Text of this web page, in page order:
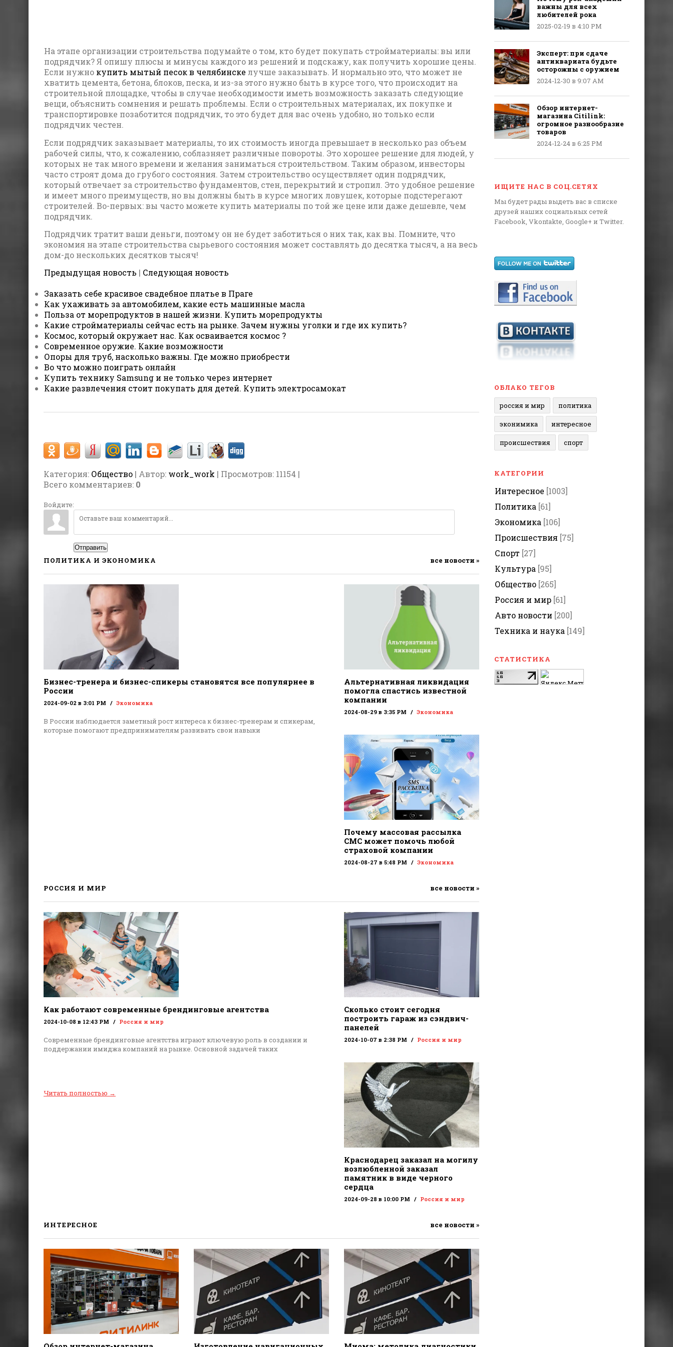
На этапе организации строительства подумайте о том, кто будет покупать стройматериалы: вы или
подрядчик? Я опишу плюсы и минусы каждого из решений и подскажу, как получить хорошие цены.
Если нужно купить мытый песок в челябинске лучше заказывать. И нормально это, что может не
хватить цемента, бетона, блоков, песка, и из-за этого нужно быть в курсе того, что происходит на
строительной площадке, чтобы в случае необходимости иметь возможность заказать следующие
вещи, объяснить сомнения и решать проблемы. Если о строительных материалах, их покупке и
транспортировке позаботится подрядчик, то это будет для вас очень удобно, но только если
подрядчик честен.
Если подрядчик заказывает материалы, то их стоимость иногда превышает в несколько раз объем
рабочей силы, что, к сожалению, соблазняет различные повороты. Это хорошее решение для людей, у
которых не так много времени и желания заниматься строительством. Таким образом, инвесторы
часто строят дома до грубого состояния. Затем строительство осуществляет один подрядчик,
который отвечает за строительство фундаментов, стен, перекрытий и стропил. Это удобное решение
и имеет много преимуществ, но вы должны быть в курсе многих ловушек, которые подстерегают
строителей. Во-первых: вы часто можете купить материалы по той же цене или даже дешевле, чем
подрядчик.
Подрядчик тратит ваши деньги, поэтому он не будет заботиться о них так, как вы. Помните, что
экономия на этапе строительства сырьевого состояния может составлять до десятка тысяч, а на весь
дом-до нескольких десятков тысяч!
Предыдущая новость | Следующая новость
Заказать себе красивое свадебное платье в Праге
Как ухаживать за автомобилем, какие есть машинные масла
Польза от морепродуктов в нашей жизни. Купить морепродукты
Какие стройматериалы сейчас есть на рынке. Зачем нужны уголки и где их купить?
Космос, который окружает нас. Как осваивается космос ?
Современное оружие. Какие возможности
Опоры для труб, насколько важны. Где можно приобрести
Во что можно поиграть онлайн
Купить технику Samsung и не только через интернет
Какие развлечения стоит покупать для детей. Купить электросамокат
Категория: Общество | Автор: work_work | Просмотров: 11154 |
Всего комментариев: 0
Войдите:
Отправить
ПОЛИТИКА И ЭКОНОМИКА все новости »
Бизнес-тренера и бизнес-спикеры становятся все популярнее в
России
2024-09-02 в 3:01 PM Экономика
В России наблюдается заметный рост интереса к бизнес-тренерам и спикерам,
которые помогают предпринимателям развивать свои навыки
Альтернативная ликвидация
помогла спастись известной
компании
2024-08-29 в 3:35 PM Экономика
Почему массовая рассылка
СМС может помочь любой
страховой компании
2024-08-27 в 5:48 PM Экономика
РОССИЯ И МИР все новости »
Как работают современные брендинговые агентства
2024-10-08 в 12:43 PM Россия и мир
Современные брендинговые агентства играют ключевую роль в создании и
поддержании имиджа компаний на рынке. Основной задачей таких
Читать полностью →
Сколько стоит сегодня
построить гараж из сэндвич-
панелей
2024-10-07 в 2:38 PM Россия и мир
Краснодарец заказал на могилу
возлюбленной заказал
памятник в виде черного
сердца
2024-09-28 в 10:00 PM Россия и мир
ИНТЕРЕСНОЕ все новости »
важны для всех
любителей рока
2025-02-19 в 4:10 PM
Эксперт: при сдаче
антиквариата будьте
осторожны с оружием
2024-12-30 в 9:07 AM
Обзор интернет-
магазина Citilink:
огромное разнообразие
товаров
2024-12-24 в 6:25 PM
ИЩИТЕ НАС В СОЦ.СЕТЯХ
Мы будет рады выдеть вас в списке
друзей наших социальных сетей
Facebook, Vkontakte, Google+ и Twitter.
ОБЛАКО ТЕГОВ
россия и мир
политика
эконимика интересное
происшествия спорт
КАТЕГОРИИ
Интересное [1003]
Политика [61]
Экономика [106]
Происшествия [75]
Спорт [27]
Культура [95]
Общество [265]
Россия и мир [61]
Авто новости [200]
Техника и наука [149]
СТАТИСТИКА